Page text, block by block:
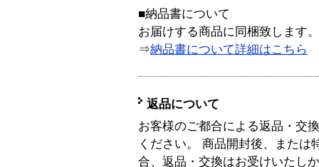
■納品書について
お届けする商品に同梱致します。
⇒納品書について詳細はこちら
返品について
お客様のご都合による返品・交
ください。 商品開封後、または
合、返品・交換はお受けいたし